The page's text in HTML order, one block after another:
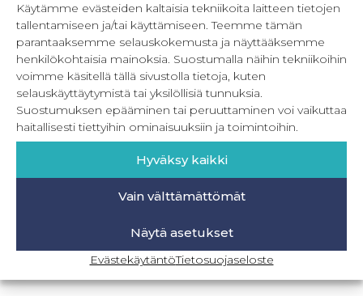
Käytämme evästeiden kaltaisia tekniikoita laitteen tietojen
tallentamiseen ja/tai käyttämiseen. Teemme tämän
parantaaksemme selauskokemusta ja näyttääksemme
henkilökohtaisia mainoksia. Suostumalla näihin tekniikoihin
voimme käsitellä tällä sivustolla tietoja, kuten
selauskäyttäytymistä tai yksilöllisiä tunnuksia.
Suostumuksen epääminen tai peruuttaminen voi vaikuttaa
haitallisesti tiettyihin ominaisuuksiin ja toimintoihin.
Hyväksy kaikki
Vain välttämättömät
Näytä asetukset
EvästekäytäntöTietosuojaseloste
Bokserikuminauhan ompelu
Metrivetoketjun käyttö
Metrivetoketjun lukon pujottaminen
Onnistu joustavien vaatteiden ompelussa
Laakasauman ompelu saumurilla
Retkeilyhousujen materiaalit ja tarvikkeet
BLOGI-SIVULLE